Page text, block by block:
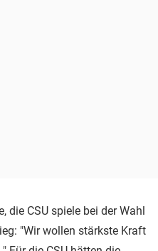
die CSU spiele bei der Wahl
"Wir wollen stärkste Kraft